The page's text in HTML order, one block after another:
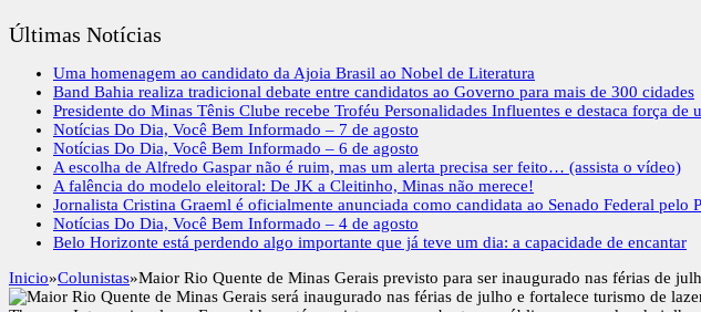
Últimas Notícias
Uma homenagem ao candidato da Ajoia Brasil ao Nobel de Literatura
Band Bahia realiza tradicional debate entre candidatos ao Governo para mais de 300 cidades
Presidente do Minas Tênis Clube recebe Troféu Personalidades Influentes e destaca força
Notícias Do Dia, Você Bem Informado – 7 de agosto
Notícias Do Dia, Você Bem Informado – 6 de agosto
A escolha de Alfredo Gaspar não é ruim, mas um alerta precisa ser feito… (assista o vídeo)
A falência do modelo eleitoral: De JK a Cleitinho, Minas não merece!
Jornalista Cristina Graeml é oficialmente anunciada como candidata ao Senado Federal pelo
Notícias Do Dia, Você Bem Informado – 4 de agosto
Belo Horizonte está perdendo algo importante que já teve um dia: a capacidade de encantar
Inicio»Colunistas»Maior Rio Quente de Minas Gerais previsto para ser inaugurado nas férias de